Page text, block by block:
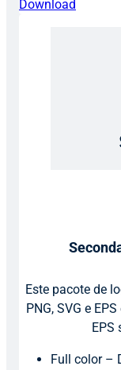
Download
Este pacote de
PNG, SVG e
EPS
Full color –